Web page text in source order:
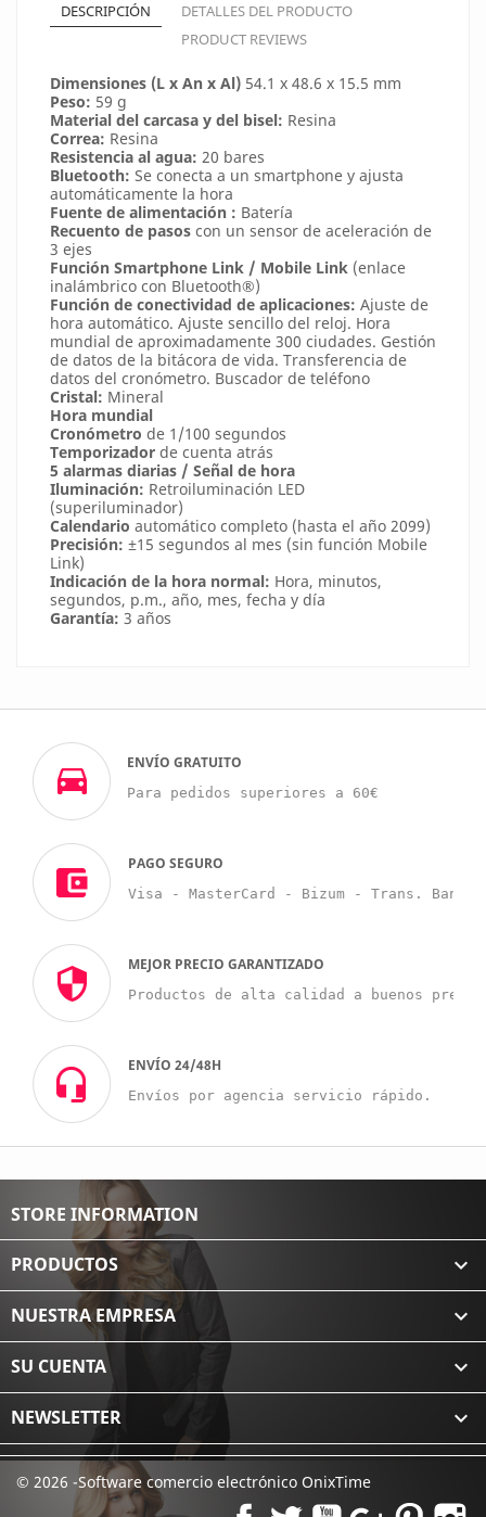
DESCRIPCIÓN
DETALLES DEL PRODUCTO
PRODUCT REVIEWS
Dimensiones (L x An x Al) 54.1 x 48.6 x 15.5 mm
Peso: 59 g
Material del carcasa y del bisel: Resina
Correa: Resina
Resistencia al agua: 20 bares
Bluetooth: Se conecta a un smartphone y ajusta
automáticamente la hora
Fuente de alimentación : Batería
Recuento de pasos con un sensor de aceleración de
3 ejes
Función Smartphone Link / Mobile Link (enlace
inalámbrico con Bluetooth®)
Función de conectividad de aplicaciones: Ajuste de
hora automático. Ajuste sencillo del reloj. Hora
mundial de aproximadamente 300 ciudades. Gestión
de datos de la bitácora de vida. Transferencia de
datos del cronómetro. Buscador de teléfono
Cristal: Mineral
Hora mundial
Cronómetro de 1/100 segundos
Temporizador de cuenta atrás
5 alarmas diarias / Señal de hora
Iluminación: Retroiluminación LED
(superiluminador)
Calendario automático completo (hasta el año 2099)
Precisión: ±15 segundos al mes (sin función Mobile
Link)
Indicación de la hora normal: Hora, minutos,
segundos, p.m., año, mes, fecha y día
Garantía: 3 años
ENVÍO GRATUITO
Para pedidos superiores a 60€
PAGO SEGURO
Visa - MasterCard - Bizum - Trans.
MEJOR PRECIO GARANTIZADO
Productos de alta calidad a buenos
ENVÍO 24/48H
Envíos por agencia servicio rápido.
STORE INFORMATION
PRODUCTOS 
NUESTRA EMPRESA 
SU CUENTA 
NEWSLETTER 
© 2026 -Software comercio electrónico OnixTime